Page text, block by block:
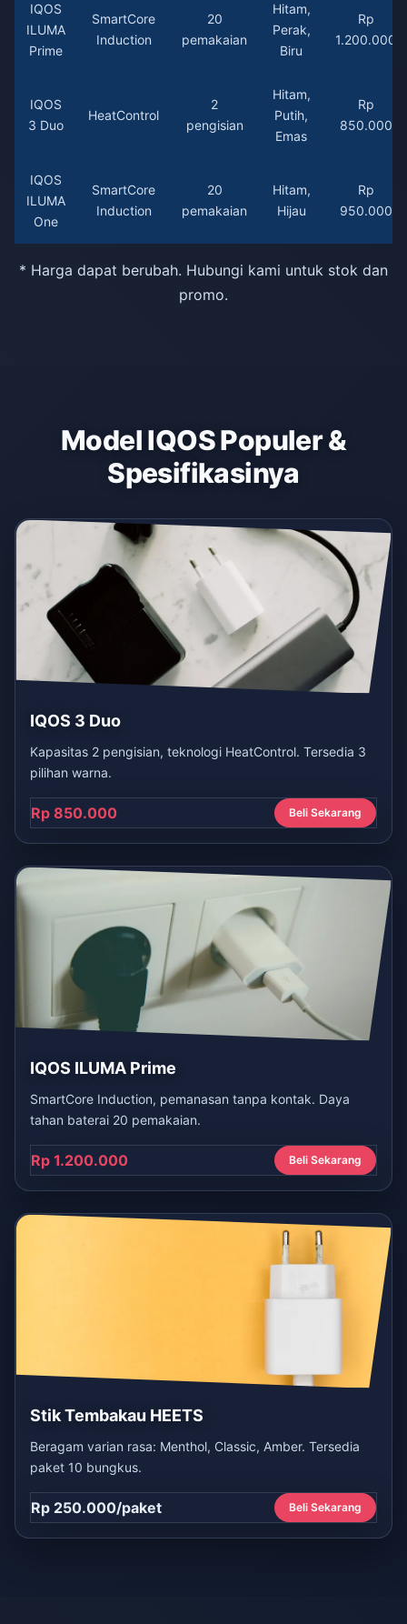
IQOS
ILUMA
Prime
SmartCore
Induction
20
pemakaian
Hitam,
Perak,
Biru
Rp
1.200.000
IQOS
3 Duo
HeatControl
2
pengisian
Hitam,
Putih,
Emas
Rp
850.000
IQOS
ILUMA
One
SmartCore
Induction
20
pemakaian
Hitam,
Hijau
Rp
950.000
* Harga dapat berubah. Hubungi kami untuk stok dan
promo.
Model IQOS Populer &
Spesifikasinya
IQOS 3 Duo
Kapasitas 2 pengisian, teknologi HeatControl. Tersedia 3
pilihan warna.
Rp 850.000 Beli Sekarang
IQOS ILUMA Prime
SmartCore Induction, pemanasan tanpa kontak. Daya
tahan baterai 20 pemakaian.
Rp 1.200.000 Beli Sekarang
Stik Tembakau HEETS
Beragam varian rasa: Menthol, Classic, Amber. Tersedia
paket 10 bungkus.
Rp 250.000/paket Beli Sekarang